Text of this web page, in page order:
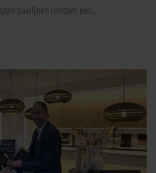
paviljoen rondom een…